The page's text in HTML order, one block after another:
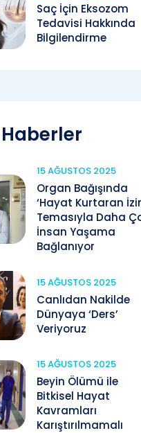
Saç İçin Eksozom
Tedavisi Hakkında
Bilgilendirme
15 AĞUSTOS 2025
Organ Bağışında
‘Hayat Kurtaran
Temasıyla Daha
İnsan Yaşama
Bağlanıyor
15 AĞUSTOS 2025
Canlıdan Nakilde
Dünyaya ‘Ders’
Veriyoruz
15 AĞUSTOS 2025
Beyin Ölümü ile
Bitkisel Hayat
Kavramları
Karıştırılmamalı